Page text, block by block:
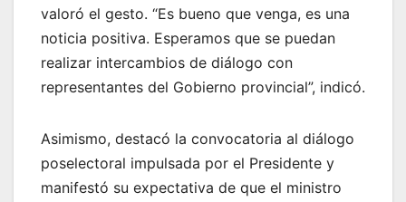
valoró el gesto. “Es bueno que venga, es una
noticia positiva. Esperamos que se puedan
realizar intercambios de diálogo con
representantes del Gobierno provincial”, indicó.
Asimismo, destacó la convocatoria al diálogo
poselectoral impulsada por el Presidente y
manifestó su expectativa de que el ministro